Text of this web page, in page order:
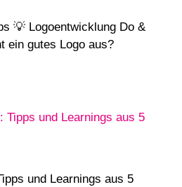
💡 Logoentwicklung Do &
ein gutes Logo aus?
und Learnings aus 5